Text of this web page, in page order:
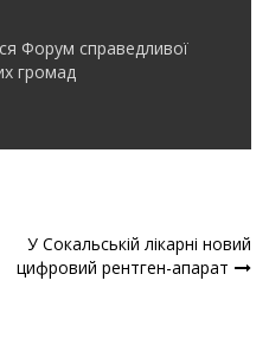
Форум справедливої
громад
У Сокальській лікарні новий
цифровий рентген-апарат